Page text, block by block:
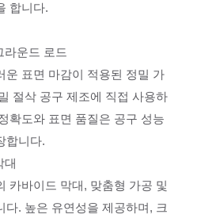
합니다.
라운드 로드
운 표면 마감이 적용된 정밀 가
절삭 공구 제조에 직접 사용하
확도와 표면 품질은 공구 성능
합니다.
대
카바이드 막대, 맞춤형 가공 및
다. 높은 유연성을 제공하며, 크